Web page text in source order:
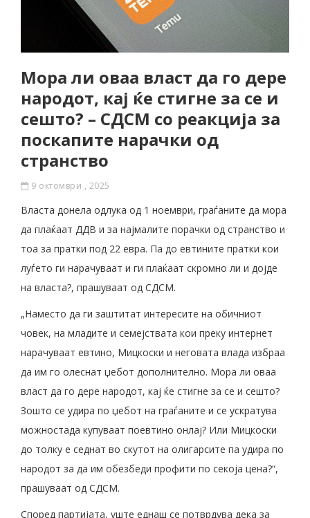
Мора ли оваа власт да го дере
народот, кај ќе стигне за се и
сешто? – СДСМ со реакција за
поскапите нарачки од
странство
9 октомври , 2025
Власта донела одлука од 1 ноември, граѓаните да мора
да плаќаат ДДВ и за најмалите порачки од странство и
тоа за пратки под 22 евра. Па до евтините пратки кои
луѓето ги нарачуваат и ги плаќаат скромно ли и дојде
на власта?, прашуваат од СДСМ.
„Наместо да ги заштитат интересите на обичниот
човек, на младите и семејствата кои преку интернет
нарачуваат евтино, Мицкоски и неговата влада избраа
да им го олеснат џебот дополнително. Мора ли оваа
власт да го дере народот, кај ќе стигне за се и сешто?
Зошто се удира по џебот на граѓаните и се ускратува
можностада купуваат поевтино онлај? Или Мицкоски
до толку е седнат во скутот на олигарсите па удира по
народот за да им обезбеди профити по секоја цена?“,
прашуваат од СДСМ.
Според партијата, уште еднаш се потврдува дека за